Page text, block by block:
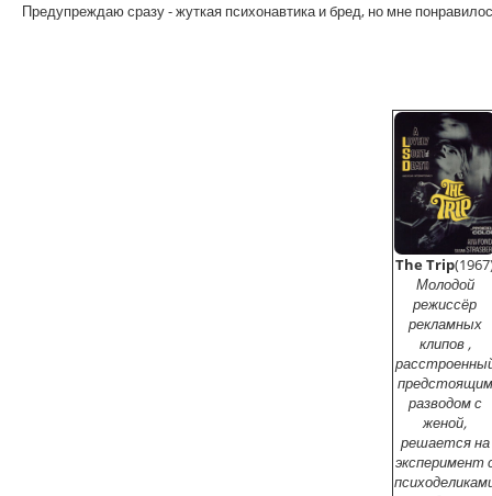
Предупреждаю сразу - жуткая психонавтика и бред, но мне
The Trip
Молодой
режиссёр
рекламных
клипов ,
предстоящим
разводом с
женой,
решается на
эксперимент